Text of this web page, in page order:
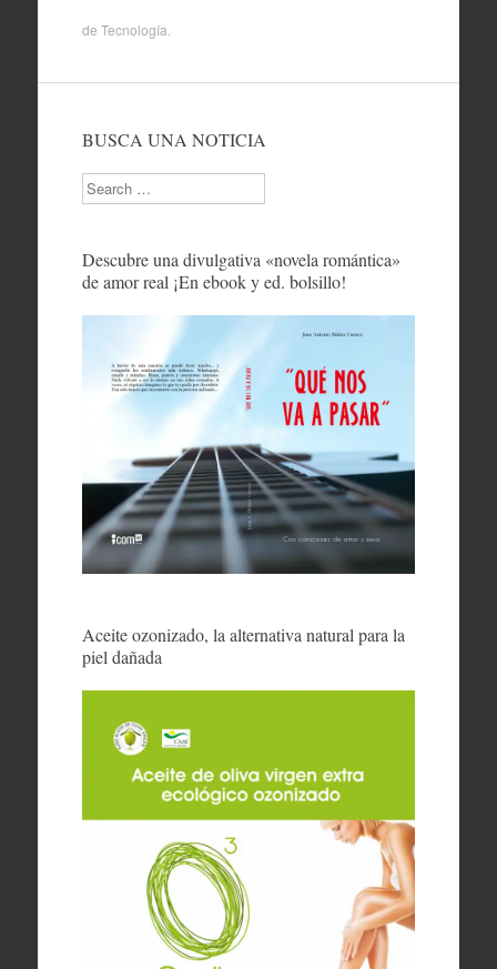
de Tecnología
BUSCA UNA NOTICIA
Search
Descubre una divulgativa «novela romántica»
de amor real ¡En ebook y ed. bolsillo!
Aceite ozonizado, la alternativa natural para la
piel dañada